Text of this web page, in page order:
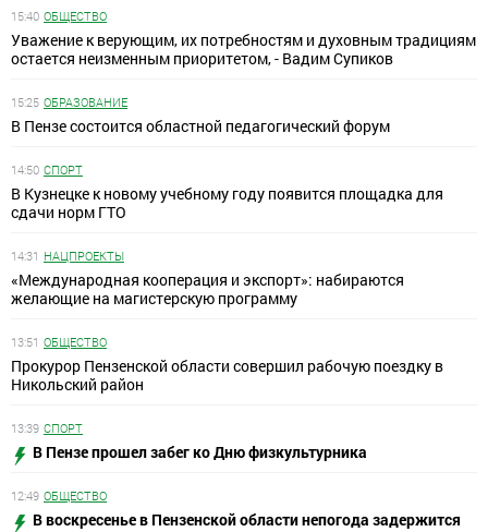
15:40 ОБЩЕСТВО
Уважение к верующим, их потребностям и духовным традициям
остается неизменным приоритетом, - Вадим Супиков
15:25 ОБРАЗОВАНИЕ
В Пензе состоится областной педагогический форум
14:50 СПОРТ
В Кузнецке к новому учебному году появится площадка для
сдачи норм ГТО
14:31 НАЦПРОЕКТЫ
«Международная кооперация и экспорт»: набираются
желающие на магистерскую программу
13:51 ОБЩЕСТВО
Прокурор Пензенской области совершил рабочую поездку в
Никольский район
13:39 СПОРТ
В Пензе прошел забег ко Дню физкультурника
12:49 ОБЩЕСТВО
В воскресенье в Пензенской области непогода задержится